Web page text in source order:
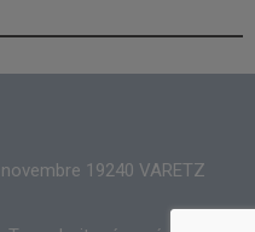
19240 VARETZ